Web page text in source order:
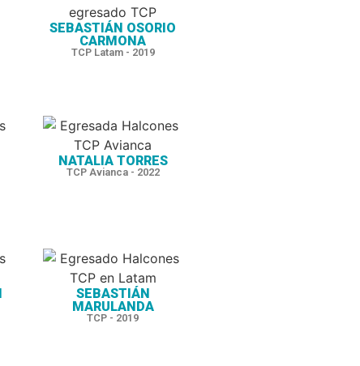
SEBASTIÁN OSORIO
CARMONA
TCP Latam - 2019
NATALIA TORRES
TCP Avianca - 2022
SEBASTIÁN
MARULANDA
TCP - 2019